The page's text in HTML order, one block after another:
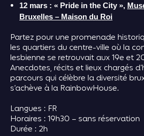
12 mars : « Pride in the City »,
Bruxelles – Maison du Roi
Partez pour une promenade
les quartiers du centre-ville où la
lesbienne se retrouvait aux 19e et
Anecdotes, récits et lieux chargés
parcours qui célèbre la diversité
s’achève à la RainbowHouse.
Langues : FR
Horaires : 19h30 – sans réservation
Durée : 2h